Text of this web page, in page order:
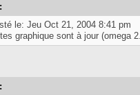
le: Jeu Oct 21, 2004 8:41 pm
graphique sont à jour (omega